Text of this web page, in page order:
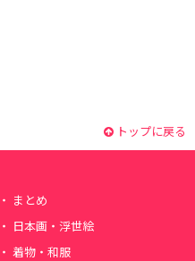
トップに戻る
まとめ
日本画・浮世絵
着物・和服